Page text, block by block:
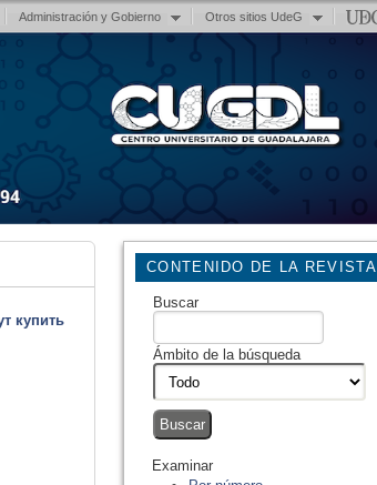
Administración y Gobierno Otros sitios UdeG
CONTENIDO DE LA REVISTA
Buscar
Ámbito de la búsqueda
Examinar
купить